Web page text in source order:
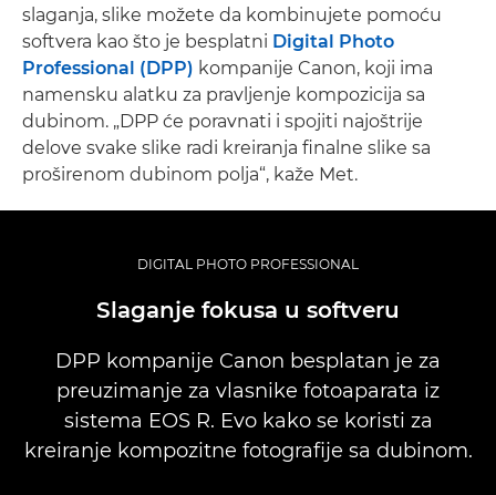
slaganja, slike možete da kombinujete pomoću
softvera kao što je besplatni Digital Photo
Professional (DPP) kompanije Canon, koji ima
namensku alatku za pravljenje kompozicija sa
dubinom. „DPP će poravnati i spojiti najoštrije
delove svake slike radi kreiranja finalne slike sa
proširenom dubinom polja“, kaže Met.
DIGITAL PHOTO PROFESSIONAL
Slaganje fokusa u softveru
DPP kompanije Canon besplatan je za
preuzimanje za vlasnike fotoaparata iz
sistema EOS R. Evo kako se koristi za
kreiranje kompozitne fotografije sa dubinom.